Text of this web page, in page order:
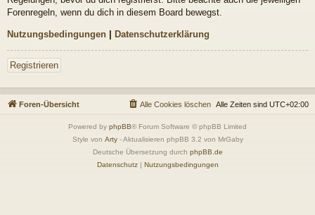
Forenregeln, wenn du dich in diesem Board bewegst.
Nutzungsbedingungen | Datenschutzerklärung
Registrieren
Foren-Übersicht Alle Zeiten sind UTC+02:00
Alle Cookies löschen
Powered by phpBB® Forum Software © phpBB Limited
Style von Arty- Aktualisieren phpBB 3.2 von MrGaby
Deutsche Übersetzung durch phpBB.de
Datenschutz| Nutzungsbedingungen